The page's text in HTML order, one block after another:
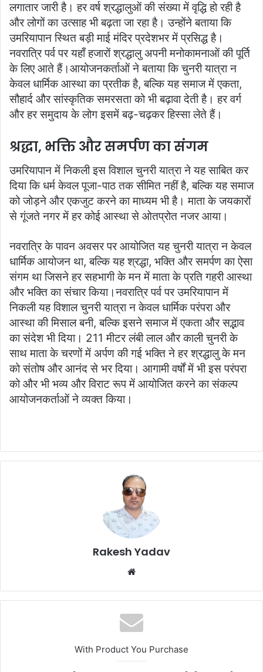
लगातार जारी है। हर वर्ष श्रद्धालुओं की संख्या में वृद्धि हो रही है
और लोगों का उत्साह भी बढ़ता जा रहा है। उन्होंने बताया कि
उमरियापान स्थित बड़ी माई मंदिर प्रदेशभर में प्रसिद्ध है।
नवरात्रि पर्व पर यहाँ हजारों श्रद्धालु अपनी मनोकामनाओं की पूर्ति
के लिए आते हैं।आयोजनकर्ताओं ने बताया कि चुनरी यात्रा न
केवल धार्मिक आस्था का प्रतीक है, बल्कि यह समाज में एकता,
सौहार्द और सांस्कृतिक समरसता को भी बढ़ावा देती है। हर वर्ग
और हर समुदाय के लोग इसमें बढ़-चढ़कर हिस्सा लेते हैं।
श्रद्धा, भक्ति और समर्पण का संगम
उमरियापान में निकली इस विशाल चुनरी यात्रा ने यह साबित कर
दिया कि धर्म केवल पूजा-पाठ तक सीमित नहीं है, बल्कि यह समाज
को जोड़ने और एकजुट करने का माध्यम भी है। माता के जयकारों
से गूंजते नगर में हर कोई आस्था से ओतप्रोत नजर आया।
नवरात्रि के पावन अवसर पर आयोजित यह चुनरी यात्रा न केवल
धार्मिक आयोजन था, बल्कि यह श्रद्धा, भक्ति और समर्पण का ऐसा
संगम था जिसने हर सहभागी के मन में माता के प्रति गहरी आस्था
और भक्ति का संचार किया।नवरात्रि पर्व पर उमरियापान में
निकली यह विशाल चुनरी यात्रा न केवल धार्मिक परंपरा और
आस्था की मिसाल बनी, बल्कि इसने समाज में एकता और सद्भाव
का संदेश भी दिया। 211 मीटर लंबी लाल और काली चुनरी के
साथ माता के चरणों में अर्पण की गई भक्ति ने हर श्रद्धालु के मन
को संतोष और आनंद से भर दिया। आगामी वर्षों में भी इस परंपरा
को और भी भव्य और विराट रूप में आयोजित करने का संकल्प
आयोजनकर्ताओं ने व्यक्त किया।
Rakesh Yadav
b
s
i
e
With Product You Purchase